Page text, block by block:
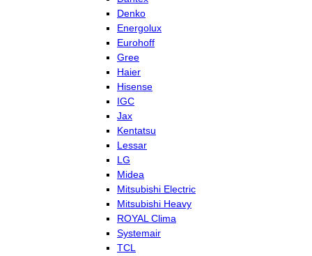
Denko
Energolux
Eurohoff
Gree
Haier
Hisense
IGC
Jax
Kentatsu
Lessar
LG
Midea
Mitsubishi Electric
Mitsubishi Heavy
ROYAL Clima
Systemair
TCL